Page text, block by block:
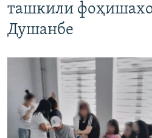
ташкили
Душанбе